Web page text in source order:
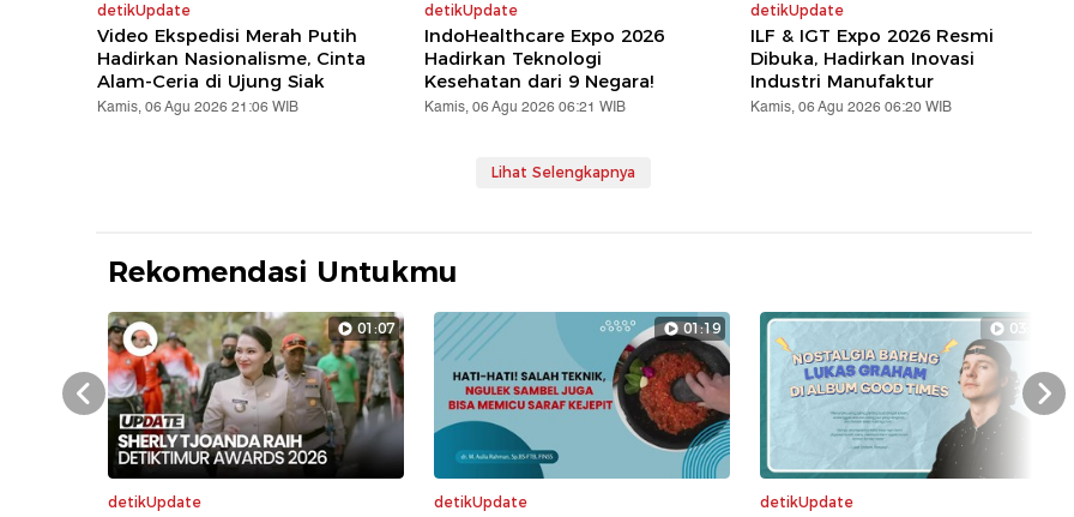
detikUpdate
Video Ekspedisi Merah Putih
Hadirkan Nasionalisme, Cinta
Alam-Ceria di Ujung Siak
Kamis, 06 Agu 2026 21:06 WIB
detikUpdate
IndoHealthcare Expo 2026
Hadirkan Teknologi
Kesehatan dari 9 Negara!
Kamis, 06 Agu 2026 06:21 WIB
detikUpdate
ILF & IGT Expo 2026 Resmi
Dibuka, Hadirkan Inovasi
Industri Manufaktur
Kamis, 06 Agu 2026 06:20 WIB
Lihat Selengkapnya
Rekomendasi Untukmu
01:07
detikUpdate
01:19
detikUpdate
03:35
detikUpdate
Prev Next